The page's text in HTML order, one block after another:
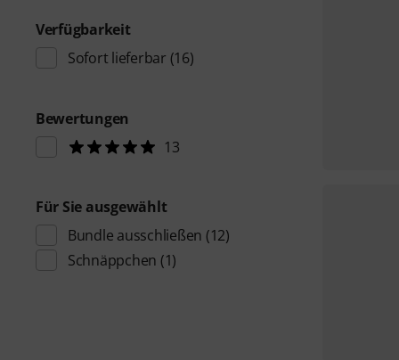
Verfügbarkeit
Sofort lieferbar (16)
Bewertungen
13
Für Sie ausgewählt
Bundle ausschließen (12)
Schnäppchen (1)